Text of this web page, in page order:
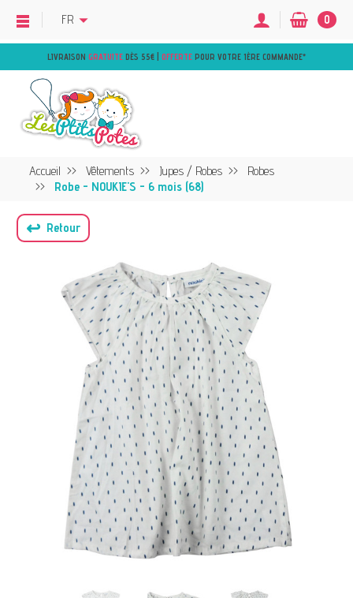
LIVRAISON GRATUITE DÈS 55€ | OFFERTE POUR VOTRE 1ÈRE COMMANDE*
FR 0
Accueil Vêtements Jupes / Robes
Robes
Robe - NOUKIE'S - 6 mois (68)
↩ Retour